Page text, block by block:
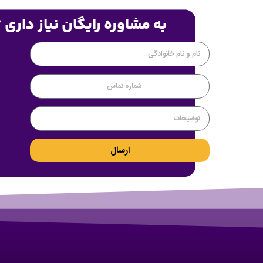
به مشاوره رایگان نیاز
ارسال